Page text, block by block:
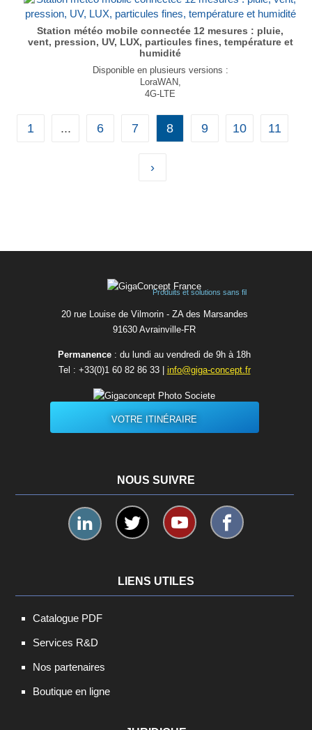
Plage d'alimentation : 80-270 VAC, 50-60Hz. 0.2A max
S'interface nativement avec Open Graph,
Taille compacte : 90 × 53 × 62 mm,
Indice de protection IP20
Poids : 200gr
Station météo mobile connectée 12 mesures : pluie,
vent, pression, UV, LUX, particules fines, température et
humidité
Disponible en plusieurs versions :
LoraWAN,
4G-LTE
Ethernet / RS232/RS-485
12 mesures météo haute précision
T°, HR, hPa, Précipitations (Start/Stop),
Radiation, UV et LUX,
1 ... 6 7 8 9 10 11
›
Produits et solutions sans fil
20 rue Louise de Vilmorin - ZA des Marsandes
91630 Avrainvilleㅤ-ㅤFR
Permanence : du lundi au vendredi de 9h à 18h
Tel : +33(0)1 60 82 86 33| info@giga-concept.fr
VOTRE ITINÉRAIRE
NOUS SUIVRE
LIENS UTILES
Catalogue PDF
Services R&D
Nos partenaires
Boutique en ligne